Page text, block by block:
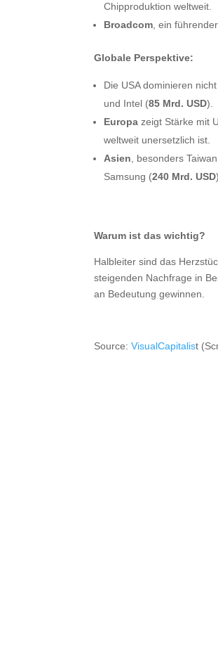
Chipproduktion weltweit.
Broadcom , ein
Globale Perspektive:
Die USA dominieren
und Intel (85 Mrd. USD).
Europa zeigt Stärke mit
weltweit unersetzlich ist.
Asien , besonders
Samsung (240 Mrd. USD
Warum ist das wichtig?
Halbleiter sind das
steigenden Nachfrage in
an Bedeutung gewinnen.
Source:VisualCapitalist